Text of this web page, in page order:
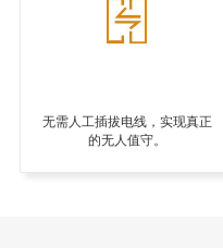
无需人工插拔电线，实现真正
的无人值守。